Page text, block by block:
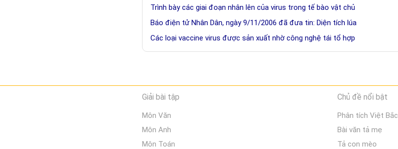
Trình bày các giai đoạn nhân lên của virus trong tế bào vật chủ
Báo điện tử Nhân Dân, ngày 9/11/2006 đã đưa tin: Diện tích lúa
Các loại vaccine virus được sản xuất nhờ công nghệ tái tổ hợp
Giải bài tập
Môn Văn
Môn Anh
Môn Toán
Chủ đề nổi bật
Phân tích Việt Bắc
Bài văn tả mẹ
Tả con mèo